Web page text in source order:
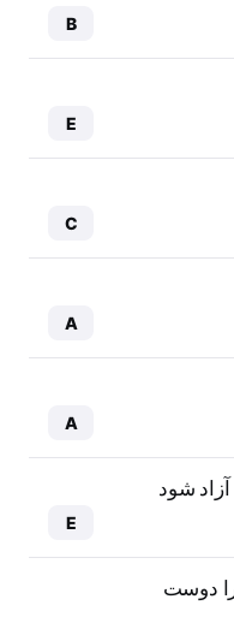
B
E
C
A
A
شود
E
دوست